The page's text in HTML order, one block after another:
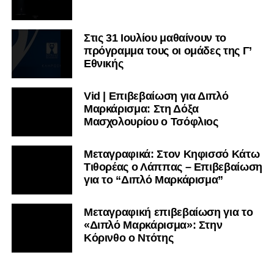
Στις 31 Ιουλίου μαθαίνουν το
πρόγραμμα τους οι ομάδες της Γ’
Εθνικής
Vid | Επιβεβαίωση για Διπλό
Μαρκάρισμα: Στη Δόξα
Μασχολουρίου ο Τσόφλιος
Μεταγραφικά: Στον Κηφισσό Κάτω
Τιθορέας ο Λάππας – Επιβεβαίωση
για το “Διπλό Μαρκάρισμα”
Μεταγραφική επιβεβαίωση για το
«Διπλό Μαρκάρισμα»: Στην
Κόρινθο ο Ντότης